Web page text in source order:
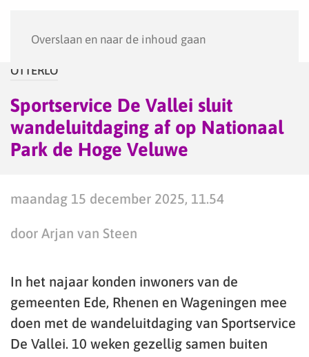
Overslaan en naar de inhoud gaan
OTTERLO
Sportservice De Vallei sluit
wandeluitdaging af op Nationaal
Park de Hoge Veluwe
maandag 15 december 2025, 11.54
door Arjan van Steen
In het najaar konden inwoners van de
gemeenten Ede, Rhenen en Wageningen mee
doen met de wandeluitdaging van Sportservice
De Vallei. 10 weken gezellig samen buiten